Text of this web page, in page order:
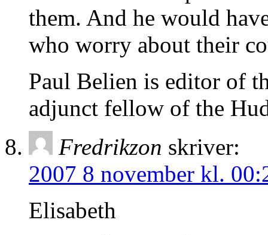
them. And he would
who worry about their
Paul Belien is editor of
adjunct fellow of the
Fredrikzon skriver:
2007 8 november kl.
Elisabeth